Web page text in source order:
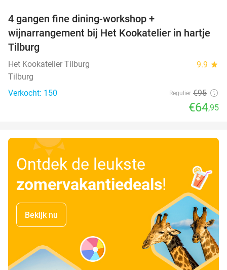
4 gangen fine dining-workshop +
wijnarrangement bij Het Kookatelier in hartje
Tilburg
Het Kookatelier Tilburg 9.9 star
Tilburg
Verkocht: 150
Regulier €95
€64,95
Ontdek de leukste
zomervakantiedeals!
Bekijk nu